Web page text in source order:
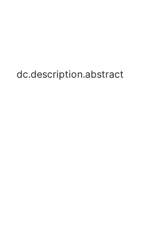
dc.description.abstract